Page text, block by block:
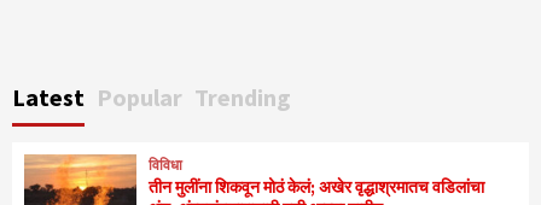
Latest Popular Trending
विविधा
तीन मुलींना शिकवून मोठं केलं; अखेर वृद्धाश्रमातच वडिलांचा